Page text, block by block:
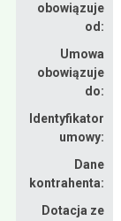
obowiązuje
od:
Umowa
obowiązuje
do:
Identyfikator
umowy:
Dane
kontrahenta:
Dotacja ze